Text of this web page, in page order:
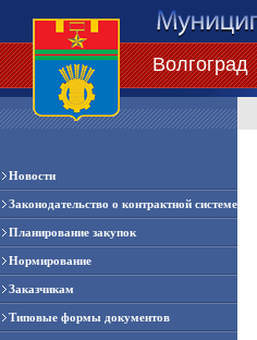
Волгоград
Новости
Законодательство о контрактной системе
Планирование закупок
Нормирование
Заказчикам
Типовые формы документов